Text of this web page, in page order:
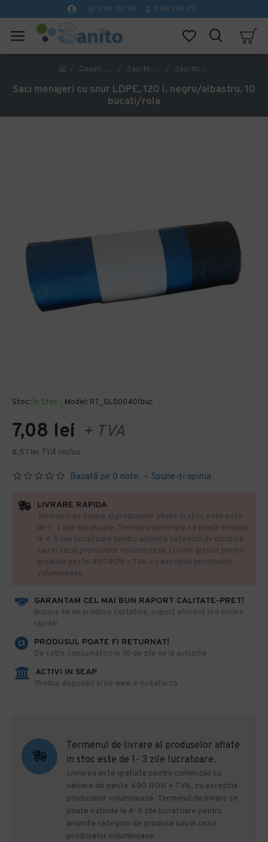
0314 100 110 0740 230 170
Coşuri Gunoi Saci Menajeri Saci menajeri cu snur LDPE, 120 l, negru/albastru, 10 bucati/rola
Saci menajeri cu snur LDPE, 120 l, negru/albastru, 10
bucati/rola
Stoc: În Stoc Model: RT_GL000401buc
Bazată pe 0 note. - Spune-ţi opinia
7,08 lei + TVA
8,57 lei TVA inclus
GARANTAM CEL MAI BUN RAPORT CALITATE-PRET!
​Bucura-te de produse calitative, suport eficient si o livrare
rapida!
PRODUSUL POATE FI RETURNAT!
De catre consumatori in 30 de zile de la achizitie
ACTIVI IN SEAP
Produs disponibil si pe www.e-licitatie.ro
LIVRARE RAPIDA
Termenul de livrare al produselor aflate in stoc este este
de 1- 3 zile lucratoare. Termenul de livrare se poate extinde
la 4-5 zile lucratoare pentru anumite categorii de produse
sau in cazul produselor voluminoase. Livram gratuit pentru
produse peste 490 RON + TVA, cu exceptia produselor
voluminoase.
Termenul de livrare al produselor aflate
in stoc este de 1- 3 zile lucratoare.
Livrarea este gratuita pentru comenzile cu
valoare de peste 490 RON + TVA, cu exceptia
produselor voluminoase. Termenul de livrare se
poate extinde la 4-5 zile lucratoare pentru
anumite categorii de produse sau in cazul
produselor voluminoase.